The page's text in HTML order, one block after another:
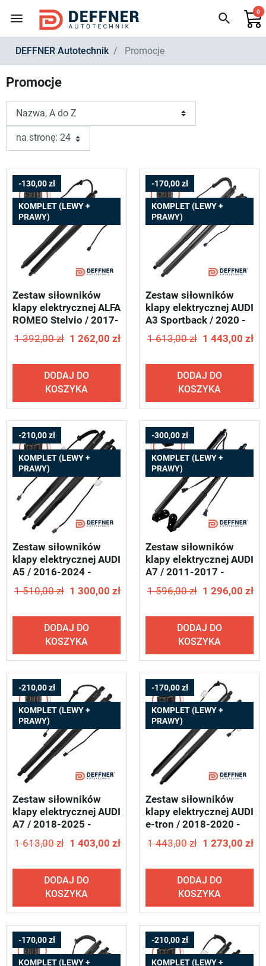
menu search 0
DEFFNER Autotechnik Promocje
Promocje
-130,00 zł
KOMPLET (LEWY +
PRAWY)
Zestaw siłowników
klapy elektrycznej ALFA
ROMEO Stelvio / 2017-
2025 - DEFFNER T20
1 392,00 zł 1 262,00 zł
DODAJ DO
KOSZYKA
-170,00 zł
KOMPLET (LEWY +
PRAWY)
Zestaw siłowników
klapy elektrycznej AUDI
A3 Sportback / 2020 -
2021 DEFFNER U12
1 613,00 zł 1 443,00 zł
DODAJ DO
KOSZYKA
-210,00 zł
KOMPLET (LEWY +
PRAWY)
Zestaw siłowników
klapy elektrycznej AUDI
A5 / 2016-2024 -
DEFFNER T12
1 510,00 zł 1 300,00 zł
DODAJ DO
KOSZYKA
-300,00 zł
KOMPLET (LEWY +
PRAWY)
Zestaw siłowników
klapy elektrycznej AUDI
A7 / 2011-2017 -
DEFFNER T99
1 596,00 zł 1 296,00 zł
DODAJ DO
KOSZYKA
-210,00 zł
KOMPLET (LEWY +
PRAWY)
Zestaw siłowników
klapy elektrycznej AUDI
A7 / 2018-2025 -
DEFFNER T34
1 613,00 zł 1 403,00 zł
DODAJ DO
KOSZYKA
-170,00 zł
KOMPLET (LEWY +
PRAWY)
Zestaw siłowników
klapy elektrycznej AUDI
e-tron / 2018-2020 -
DEFFNER S82
1 443,00 zł 1 273,00 zł
DODAJ DO
KOSZYKA
-170,00 zł
KOMPLET (LEWY +
-210,00 zł
KOMPLET (LEWY +